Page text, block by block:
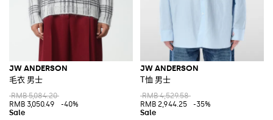
JW ANDERSON
毛衣 男士
RMB 5,084.20
RMB 3,050.49
-40%
JW ANDERSON
T恤 男士
RMB 4,529.58
RMB 2,944.25
-35%